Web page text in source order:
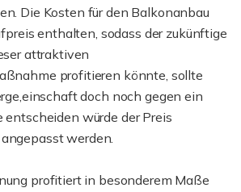
Die Kosten für den Balkonanbau
enthalten, sodass der zukünftige
attraktiven
profitieren könnte, sollte
doch noch gegen ein
entscheiden würde der Preis
werden.
profitiert in besonderem Maße